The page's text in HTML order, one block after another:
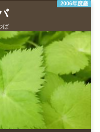
2006年度産
ば